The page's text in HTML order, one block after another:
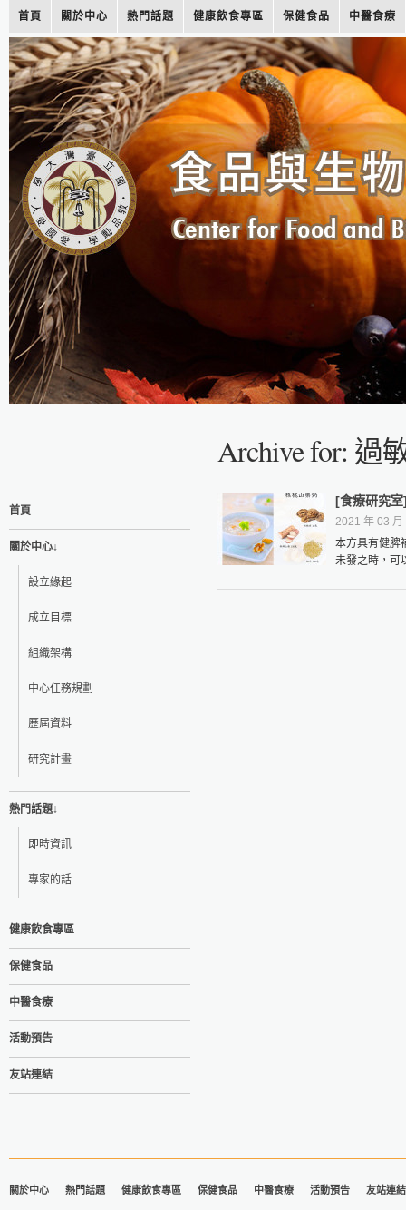
首頁 關於中心 熱門話題 健康飲食專區 保健食品 中醫食療
Archive for: 過
首頁
關於中心↓
設立緣起
成立目標
組織架構
中心任務規劃
歷屆資料
研究計畫
熱門話題↓
即時資訊
專家的話
健康飲食專區
保健食品
中醫食療
活動預告
友站連結
[食療研究
2021 年 03
本方具有健脾
未發之時，可
關於中心 熱門話題 健康飲食專區 保健食品 中醫食療 活動預告 友站連結